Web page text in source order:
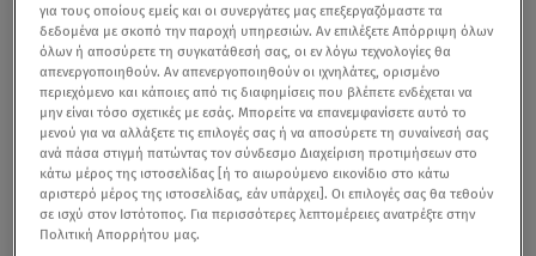
Το νέο Opel Astra σχεδιάστηκε, εξελίχθηκε και
κατασκευάζεται στην έδρα της Opel, το Rüsselsheim. Το
best seller της compact κατηγορίας συνδυάζει
προηγμένη τεχνολογία, υψηλά επίπεδα άνεσης και
πλήρη ελευθερία επιλογής ανάμεσα σε διαφορετικά
για τους οποίους εμείς και οι συνεργάτες μας επεξεργαζόμαστε τα
δεδομένα με σκοπό την παροχή υπηρεσιών. Αν επιλέξετε Απόρριψη όλων
όλων ή αποσύρετε τη συγκατάθεσή σας, οι εν λόγω τεχνολογίες θα
απενεργοποιηθούν. Αν απενεργοποιηθούν οι ιχνηλάτες, ορισμένο
περιεχόμενο και κάποιες από τις διαφημίσεις που βλέπετε ενδέχεται να
μην είναι τόσο σχετικές με εσάς. Μπορείτε να επανεμφανίσετε αυτό το
μενού για να αλλάξετε τις επιλογές σας ή να αποσύρετε τη συναίνεσή σας
ανά πάσα στιγμή πατώντας τον σύνδεσμο Διαχείριση προτιμήσεων στο
κάτω μέρος της ιστοσελίδας [ή το αιωρούμενο εικονίδιο στο κάτω
αριστερό μέρος της ιστοσελίδας, εάν υπάρχει]. Οι επιλογές σας θα τεθούν
σε ισχύ στον Ιστότοπος. Για περισσότερες λεπτομέρειες ανατρέξτε στην
Πολιτική Απορρήτου μας.